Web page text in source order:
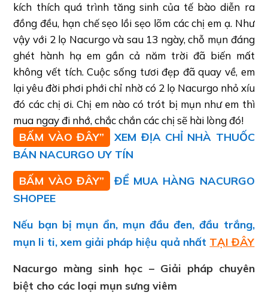
kích thích quá trình tăng sinh của tế bào diễn ra
đồng đều, hạn chế sẹo lồi sẹo lõm các chị em ạ. Như
vậy với 2 lọ Nacurgo và sau 13 ngày, chỗ mụn đáng
ghét hành hạ em gần cả năm trời đã biến mất
không vết tích. Cuộc sống tươi đẹp đã quay về, em
lại yêu đời phơi phới chỉ nhờ có 2 lọ Nacurgo nhỏ xíu
đó các chị ơi. Chị em nào có trót bị mụn như em thì
mua ngay đi nhớ, chắc chắn các chị sẽ hài lòng đó!
BẤM VÀO ĐÂY”
XEM ĐỊA CHỈ NHÀ THUỐC
BÁN NACURGO UY TÍN
BẤM VÀO ĐÂY”
ĐỂ MUA HÀNG NACURGO
SHOPEE
Nếu bạn bị mụn ẩn, mụn đầu đen, đầu trắng,
mụn li ti, xem giải pháp hiệu quả nhất TẠI ĐÂY
Nacurgo màng sinh học – Giải pháp chuyên
biệt cho các loại mụn sưng viêm